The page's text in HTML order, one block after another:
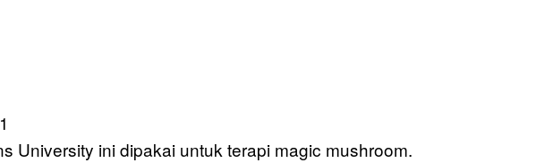
University ini dipakai untuk terapi magic mushroom.